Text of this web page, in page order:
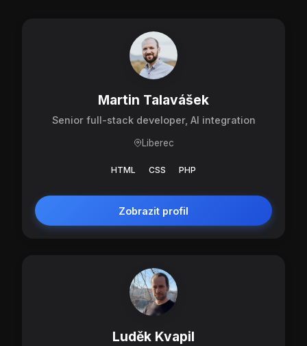
Martin Talavášek
Senior full-stack developer, AI integration
Liberec
HTML CSS PHP
Zobrazit profil
Luděk Kvapil